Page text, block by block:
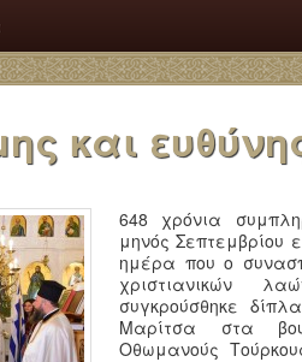
και
648 χρόνια
μηνός
ημέρα που ο
χριστιανικών
συγκρούσθηκε
Μαρίτσα στα
Οθωμανούς